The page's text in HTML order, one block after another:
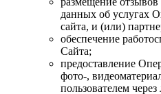
данных об услугах
сайта, и (или)
обеспечение
Сайта;
предоставление
фото-,
пользователем